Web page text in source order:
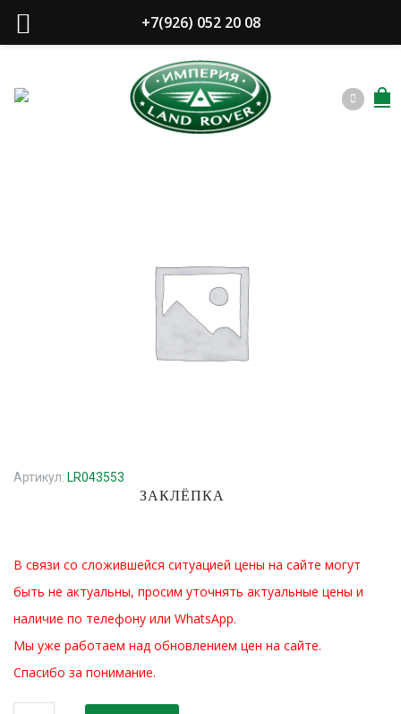
ЗАКЛЁПКА
В связи со сложившейся ситуацией цены на сайте могут
быть не актуальны, просим уточнять актуальные цены и
наличие по телефону или WhatsApp.
Мы уже работаем над обновлением цен на сайте.
Спасибо за понимание.
Артикул: LR043553
+7(926) 052 20 08